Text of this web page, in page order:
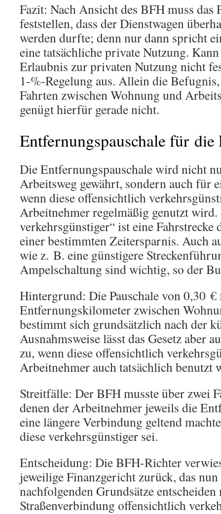
Fazit: Nach Ansicht des BFH muss das
feststellen, dass der Dienstwagen
werden durfte; denn nur dann spricht
eine tatsächliche private Nutzung.
Erlaubnis zur privaten Nutzung nicht
1-%-Regelung aus. Allein die
Fahrten zwischen Wohnung und
genügt hierfür gerade nicht.
Entfernungspauschale für die
Die Entfernungspauschale wird nicht
Arbeitsweg gewährt, sondern auch für
wenn diese offensichtlich
Arbeitnehmer regelmäßig genutzt
verkehrsgünstiger“ ist eine Fahrstrecke
einer bestimmten Zeitersparnis. Auch
wie z. B. eine günstigere
Ampelschaltung sind wichtig, so der
Hintergrund: Die Pauschale von 0,30
Entfernungskilometer zwischen
bestimmt sich grundsätzlich nach der
Ausnahmsweise lässt das Gesetz aber
zu, wenn diese offensichtlich
Arbeitnehmer auch tatsächlich benutzt
Streitfälle: Der BFH musste über zwei
denen der Arbeitnehmer jeweils die
eine längere Verbindung geltend
diese verkehrsgünstiger sei.
Entscheidung: Die BFH-Richter
jeweilige Finanzgericht zurück, das
nachfolgenden Grundsätze
Straßenverbindung offensichtlich